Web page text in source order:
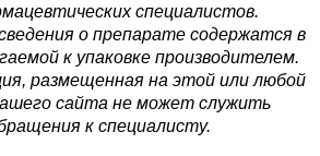
специалистов.
о препарате содержатся в
к упаковке производителем.
размещенная на этой или любой
сайта не может служить
к специалисту.